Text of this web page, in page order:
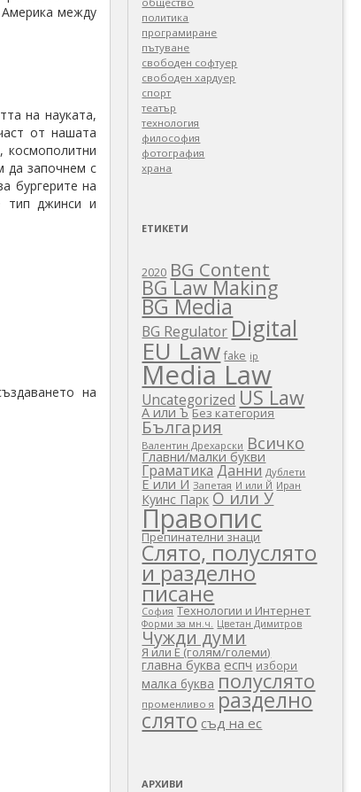
между
на науката,
от нашата
космополитни
да започнем с
бургерите на
тип джинси и
на
политика
програмиране
пътуване
свободен софтуер
свободен хардуер
спорт
театър
технология
философия
фотография
храна
ЕТИКЕТИ
2020 BG Content
BG Law Making
BG Media
BG Regulator Digital
EU Law fake ip
Media Law
Uncategorized US Law
А или Ъ Без категория
България
Валентин Дрехарски Всичко
Главни/малки букви
Граматика Данни Дублети
Е или И Запетая И или Й Иран
Куинс Парк О или У
Правопис
Препинателни знаци
Слято, полуслято
и разделно
писане
София Технологии и Интернет
Форми за мн.ч. Цветан Димитров
Чужди думи
Я или Е (голям/големи)
главна буква еспч избори
малка буква полуслято
променливо я разделно
слято съд на ес
АРХИВИ